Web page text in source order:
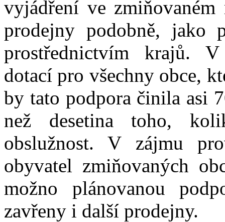
vyjádření ve
prodejny podobně, jako
prostřednictvím krajů.
dotací pro všechny obce,
by tato podpora činila asi
než desetina toho,
obslužnost. V zájmu
obyvatel zmiňovaných
možno plánovanou
zavřeny i další prodejny.